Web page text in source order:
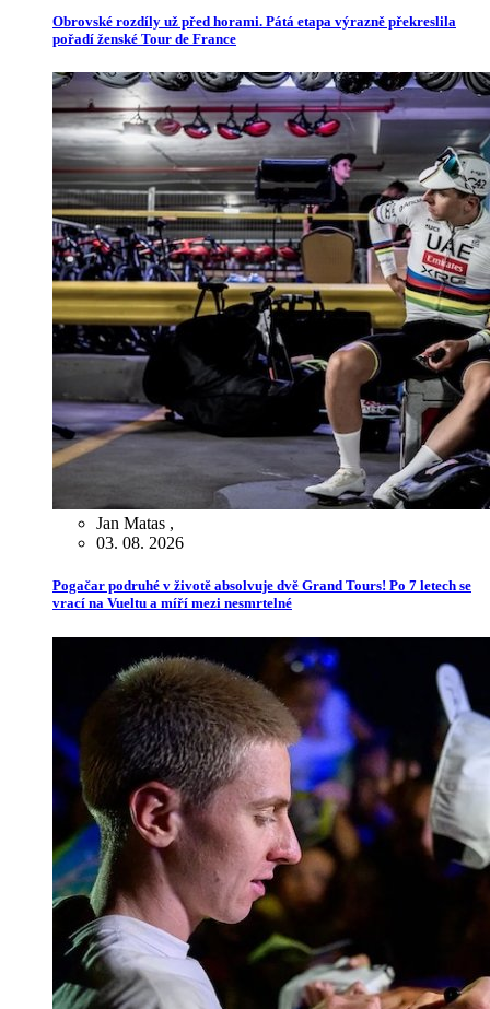
Obrovské rozdíly už před horami. Pátá etapa výrazně překreslila
pořadí ženské Tour de France
Jan Matas ,
03. 08. 2026
Pogačar podruhé v životě absolvuje dvě Grand Tours! Po 7 letech se
vrací na Vueltu a míří mezi nesmrtelné